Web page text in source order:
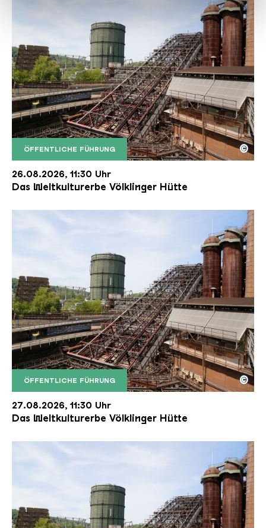
ÖFFENTLICHE FÜHRUNG
Der Erzschrägaufzug der Völklinger Hütte mit
Copyright: Weltkulturerbe Völklinger Hütte | Karl
©
26.08.2026, 11:30 Uhr
Das Weltkulturerbe Völklinger Hütte
ÖFFENTLICHE FÜHRUNG
Der Erzschrägaufzug der Völklinger Hütte mit
Copyright: Weltkulturerbe Völklinger Hütte | Karl
©
27.08.2026, 11:30 Uhr
Das Weltkulturerbe Völklinger Hütte